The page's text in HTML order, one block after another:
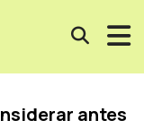
antes